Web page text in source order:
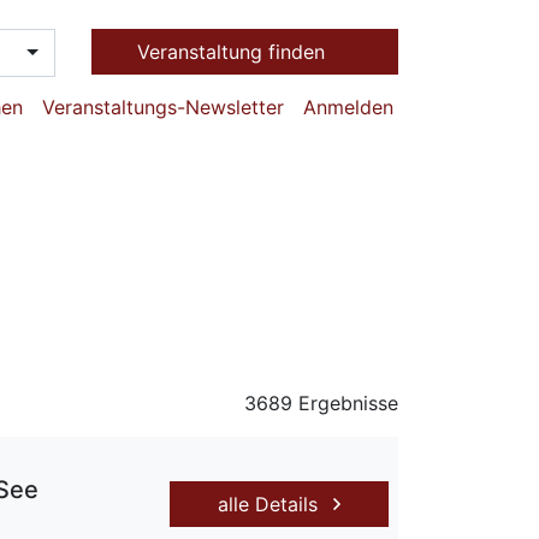
Veranstaltung finden
Veranstaltungs-Newsletter Anmelden
3689 Ergebnisse
alle Details